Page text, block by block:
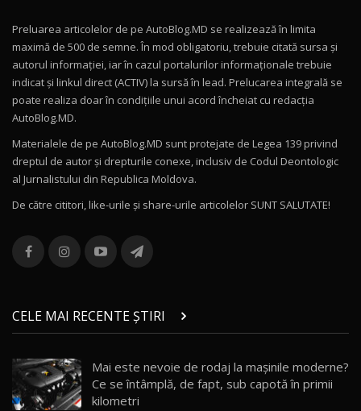
Mercedes-AMG E 53 HYBRID 4MATIC+ / Test
Drive AutoBlog.MD
16:27
11
Noul Volvo ES90 / Test Drive AutoBlog.MD
12
Noul MG HS / Test Drive AutoBlog.MD
16:48
13
combină aventura cu luxul / AutoBlog.MD
36:08
chinez care face lumea să se întoarcă după el
/ AutoBlog.MD
17:27
15 14:37
Preluarea articolelor de pe AutoBlog.MD se realizează în limita
maximă de 500 de semne. În mod obligatoriu, trebuie citată sursa și
autorul informației, iar în cazul portalurilor informaționale trebuie
indicat și linkul direct (ACTIV) la sursă în lead. Prelucarea integrală se
poate realiza doar în condițiile unui acord încheiat cu redacţia
AutoBlog.MD.
Materialele de pe AutoBlog.MD sunt protejate de Legea 139 privind
dreptul de autor și drepturile conexe, inclusiv de Codul Deontologic
al Jurnalistului din Republica Moldova.
De către cititori, like-urile şi share-urile articolelor SUNT SALUTATE!
CELE MAI RECENTE ȘTIRI
Mai este nevoie de rodaj la mașinile moderne?
Ce se întâmplă, de fapt, sub capotă în primii
kilometri